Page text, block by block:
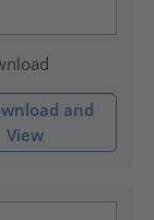
and
View